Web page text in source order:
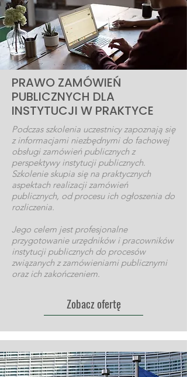
PRAWO ZAMÓWIEŃ
PUBLICZNYCH DLA
INSTYTUCJI W PRAKTYCE
Podczas szkolenia uczestnicy zapoznają się
z informacjami niezbędnymi do fachowej
obsługi zamówień publicznych z
perspektywy instytucji publicznych.
Szkolenie skupia się na praktycznych
aspektach realizacji zamówień
publicznych, od procesu ich ogłoszenia do
rozliczenia.
Jego celem jest profesjonalne
przygotowanie urzędników i pracowników
instytucji publicznych do procesów
związanych z zamówieniami publicznymi
oraz ich zakończeniem.
Zobacz ofertę